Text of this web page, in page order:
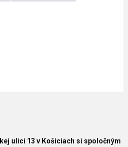
ulici 13 v Košiciach si spoločným